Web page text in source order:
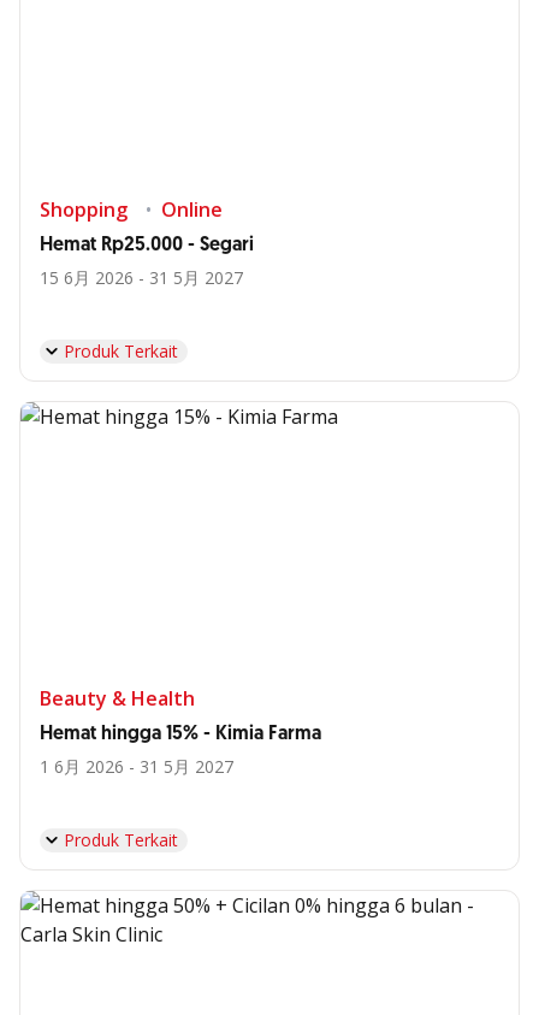
Shopping Online
Hemat Rp25.000 - Segari
15 6月 2026 - 31 5月 2027
Produk Terkait
Beauty & Health
Hemat hingga 15% - Kimia Farma
1 6月 2026 - 31 5月 2027
Produk Terkait